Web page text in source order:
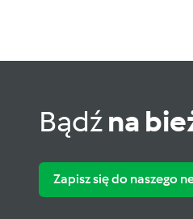
Bądźna
Zapisz się do naszego